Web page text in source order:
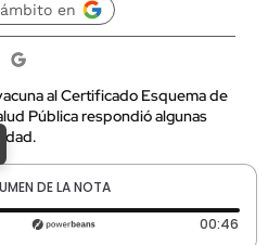
en
al Certificado Esquema de
Pública respondió algunas
DE LA NOTA
0 segundos 00:46